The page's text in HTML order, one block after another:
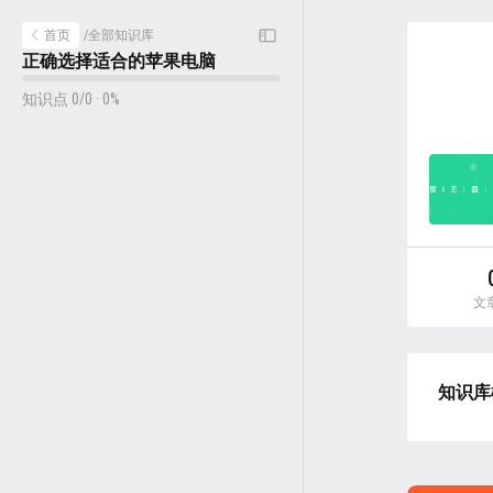
首页 /全部知识库
正确选择适合的苹果电脑
知识点 0/0 · 0%
文
知识